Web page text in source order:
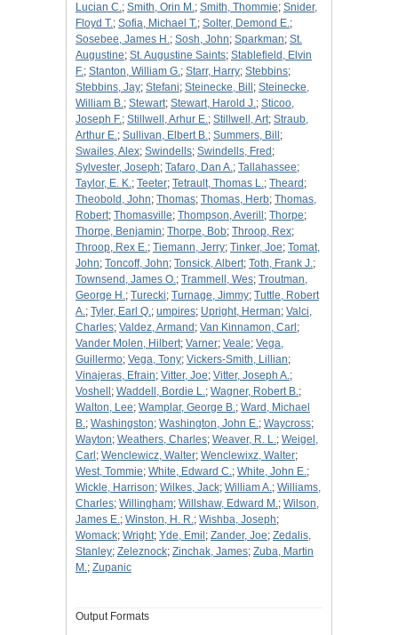
Lucian C.; Smith, Orin M.; Smith, Thommie; Snider,
Floyd T.; Sofia, Michael T.; Solter, Demond E.;
Sosebee, James H.; Sosh, John; Sparkman; St.
Augustine; St. Augustine Saints; Stablefield, Elvin
F.; Stanton, William G.; Starr, Harry; Stebbins;
Stebbins, Jay; Stefani; Steinecke, Bill ; Steinecke,
William B.; Stewart; Stewart, Harold J.; Sticoo,
Joseph F.; Stillwell, Arhur E.; Stillwell, Art; Straub,
Arthur E.; Sullivan, Elbert B.; Summers, Bill ;
Swailes, Alex; Swindells; Swindells, Fred ;
Sylvester, Joseph; Tafaro, Dan A.; Tallahassee;
Taylor, E. K.; Teeter; Tetrault, Thomas L.; Theard ;
Theobold, John; Thomas; Thomas, Herb; Thomas,
Robert; Thomasville; Thompson, Averill ; Thorpe;
Thorpe, Benjamin; Thorpe, Bob; Throop, Rex;
Throop, Rex E.; Tiemann, Jerry; Tinker, Joe; Tomat,
John; Toncoff, John; Tonsick, Albert; Toth, Frank J.;
Townsend, James O.; Trammell, Wes; Troutman,
George H.; Turecki; Turnage, Jimmy; Tuttle, Robert
A.; Tyler, Earl Q.; umpires; Upright, Herman; Valci,
Charles; Valdez, Armand ; Van Kinnamon, Carl ;
Vander Molen, Hilbert; Varner; Veale; Vega,
Guillermo; Vega, Tony; Vickers-Smith, Lillian;
Vinajeras, Efrain; Vitter, Joe; Vitter, Joseph A.;
Voshell ; Waddell, Bordie L.; Wagner, Robert B.;
Walton, Lee; Wamplar, George B.; Ward, Michael
B.; Washingston; Washington, John E.; Waycross;
Wayton; Weathers, Charles; Weaver, R. L.; Weigel,
Carl ; Wenclewicz, Walter; Wenclewixz, Walter;
West, Tommie; White, Edward C.; White, John E.;
Wickle, Harrison; Wilkes, Jack; William A.; Williams,
Charles; Willingham; Willshaw, Edward M.; Wilson,
James E.; Winston, H. R.; Wishba, Joseph;
Womack; Wright; Yde, Emil ; Zander, Joe; Zedalis,
Stanley; Zeleznock; Zinchak, James; Zuba, Martin
M.; Zupanic
Output Formats